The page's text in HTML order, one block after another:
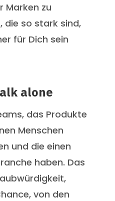
Marken zu
die so stark sind,
für Dich sein
alone
das Produkte
Menschen
und die einen
haben. Das
von den